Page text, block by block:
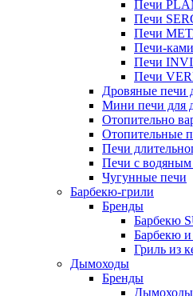
Печи
Печи
Печи
Печи-
Печи
Печи
Дровяные печи
Мини печи для
Отопительно
Отопительные
Печи
Печи с водяным
Чугунные печи
Барбекю-грили
Бренды
Барбекю
Барбекю и
Гриль из
Дымоходы
Бренды